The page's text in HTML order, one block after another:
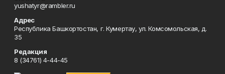
yushatyr@rambler.ru
Адрес
Республика Башкортостан, г. Кумертау, ул. Комсомольская, д.
35
Редакция
8 (34761) 4-44-45